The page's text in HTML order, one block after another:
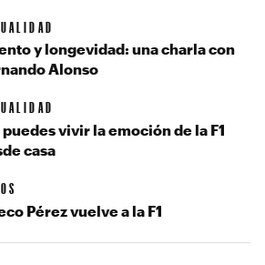
y longevidad: una charla con
Alonso
vivir la emoción de la F1
casa
Pérez vuelve a la F1